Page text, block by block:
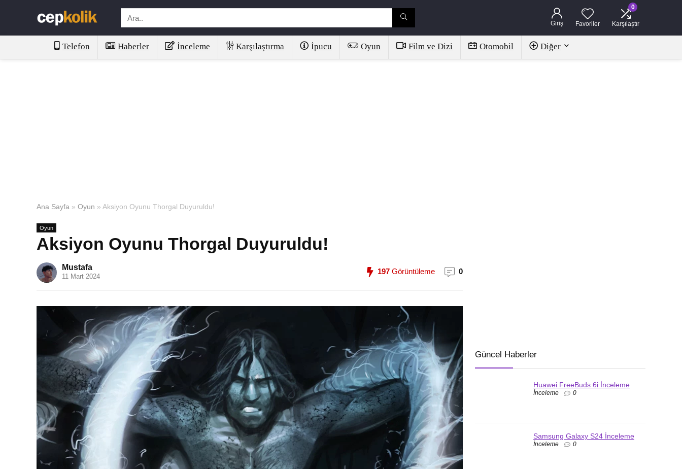
Giriş Favoriler
0
Karşılaştır
Telefon Haberler İnceleme Karşılaştırma İpucu Oyun Film ve Dizi Otomobil Diğer
Ana Sayfa » Oyun » Aksiyon Oyunu Thorgal Duyuruldu!
Oyun
Aksiyon Oyunu Thorgal Duyuruldu!
Mustafa
11 Mart 2024
197 Görüntüleme 0
Güncel Haberler
Huawei FreeBuds 6i İnceleme
İnceleme 0
Samsung Galaxy S24 İnceleme
İnceleme 0